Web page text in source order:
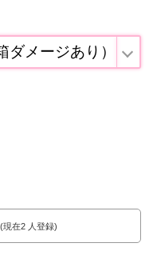
メージあり）
(現在2 人登録)